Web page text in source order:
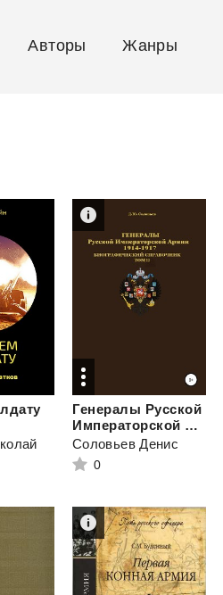
Авторы Жанры
Генералы Русской
Императорской Армии 1914–1917 гг. Том 22
Соловьев Денис
0